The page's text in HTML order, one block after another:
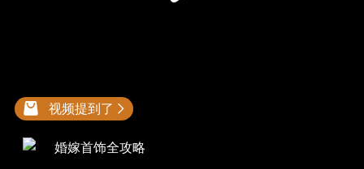
视频提到了
婚嫁首饰全攻略